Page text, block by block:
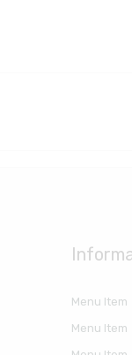
Menu Item
Menu Item